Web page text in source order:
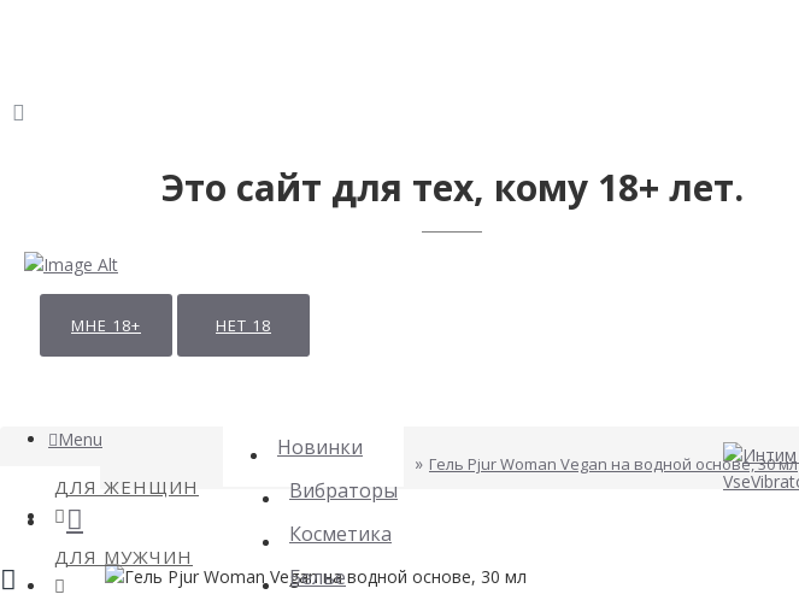
Это сайт для тех, кому 18+ лет.
МНЕ 18+ НЕТ 18
Menu
ДЛЯ ЖЕНЩИН
ДЛЯ МУЖЧИН
Новинки
Вибраторы
Косметика
Белье
Гель Pjur Woman Vegan на водной основе, 30 мл